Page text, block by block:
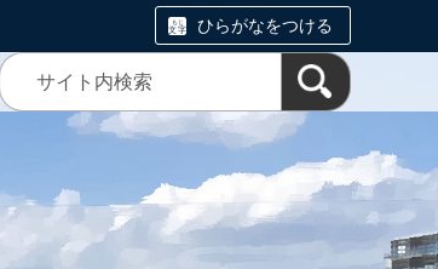
ひらがなをつける